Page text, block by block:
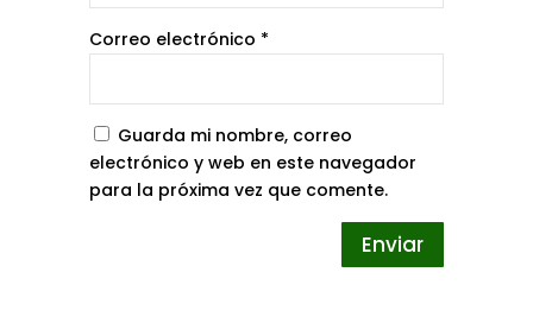
Correo electrónico *
Guarda mi nombre, correo
electrónico y web en este navegador
para la próxima vez que comente.